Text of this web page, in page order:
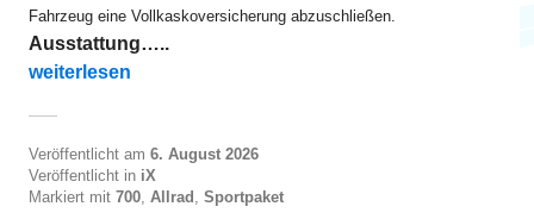
Fahrzeug eine Vollkaskoversicherung abzuschließen.
Ausstattung…..
„iX xDrive45 ab EUR 665“
weiterlesen
Veröffentlicht am 6. August 2026
Veröffentlicht in iX
Markiert mit 700, Allrad , Sportpaket